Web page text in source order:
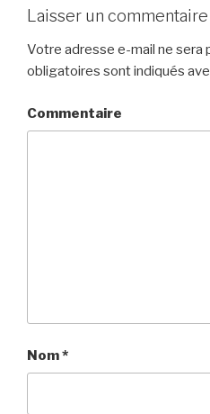
Laisser un commentaire
Votre adresse e-mail ne sera
obligatoires sont indiqués
Commentaire
Nom*